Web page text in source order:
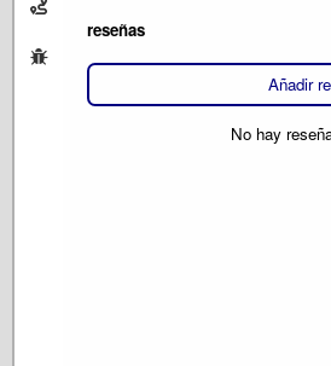
reseñas
Añadir
No hay